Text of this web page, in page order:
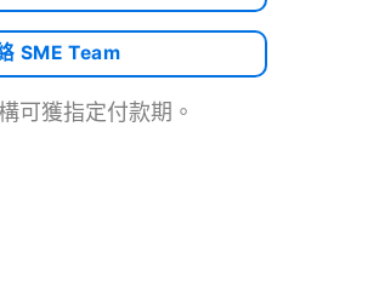
SME Team
可獲指定付款期。